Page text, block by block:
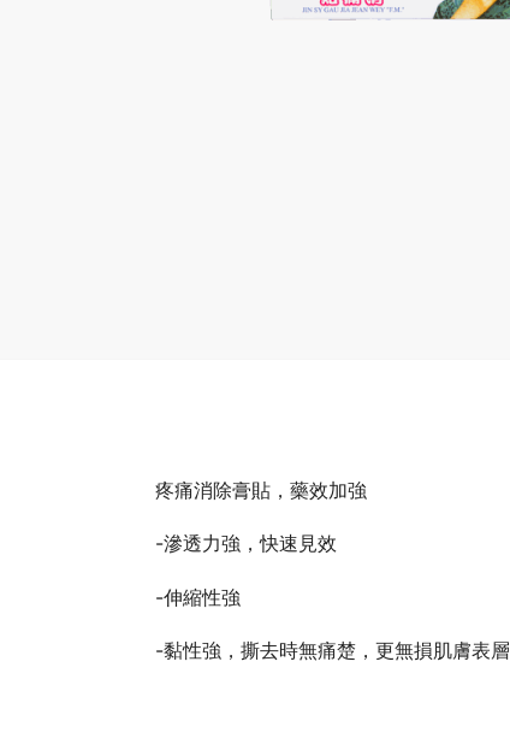
疼痛消除膏貼，藥效加強
-滲透力強，快速見效
-伸縮性強
-黏性強，撕去時無痛楚，更無損肌膚表層